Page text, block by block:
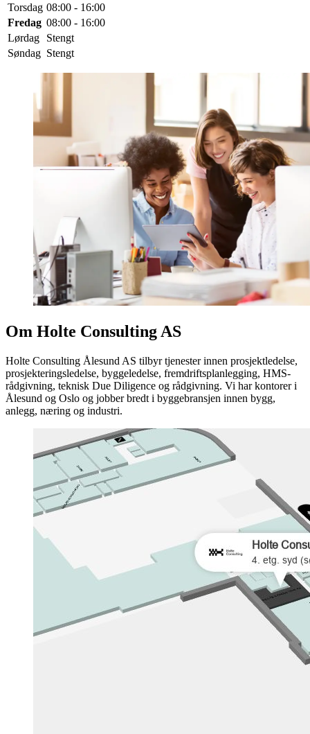
Torsdag 08:00 - 16:00
Fredag 08:00 - 16:00
Lørdag
Stengt
Søndag Stengt
Om Holte Consulting AS
Holte Consulting Ålesund AS tilbyr tjenester innen prosjektledelse,
prosjekteringsledelse, byggeledelse, fremdriftsplanlegging, HMS-
rådgivning, teknisk Due Diligence og rådgivning. Vi har kontorer i
Ålesund og Oslo og jobber bredt i byggebransjen innen bygg,
anlegg, næring og industri.